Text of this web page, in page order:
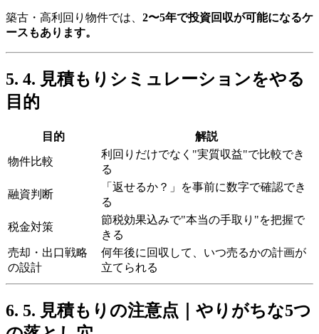
築古・高利回り物件では、 2〜5年で投資回収が可能になるケ
ースもあります。
4. 見積もりシミュレーションをやる
目的
目的 解説
物件比較
利回りだけでなく"実質収益"で比較でき
る
融資判断
「返せるか？」を事前に数字で確認でき
る
税金対策
節税効果込みで"本当の手取り"を把握で
きる
売却・出口戦略
の設計
何年後に回収して、いつ売るかの計画が
立てられる
5. 見積もりの注意点｜やりがちな5つ